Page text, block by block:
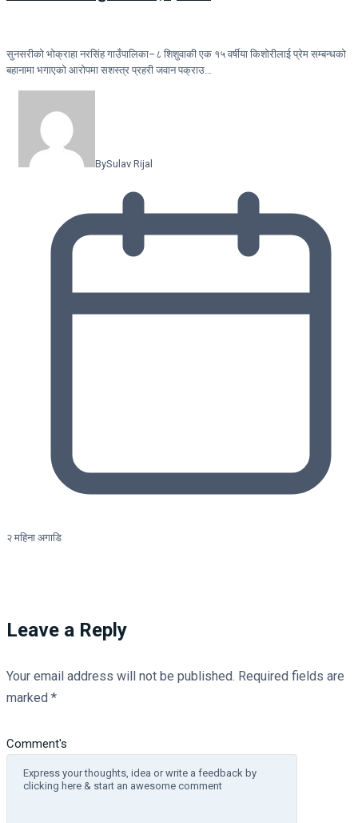
सुनसरीको भोक्राहा नरसिंह गाउँपालिका–८ शिशुवाकी एक १५ वर्षीया किशोरीलाई प्रेम सम्बन्धको
बहानामा भगाएको आरोपमा सशस्त्र प्रहरी जवान पक्राउ…
BySulav Rijal
२ महिना अगाडि
Leave a Reply
Your email address will not be published. Required fields are
marked *
Comment's